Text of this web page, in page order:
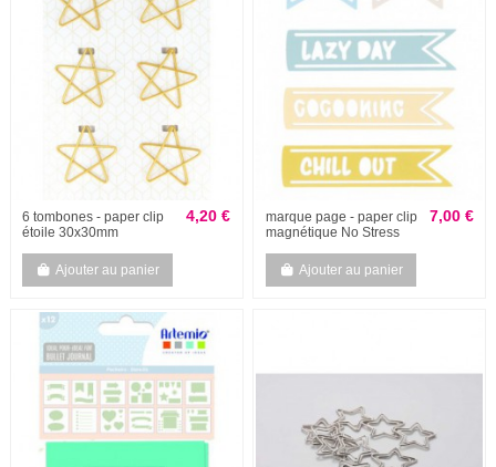
6 tombones - paper clip
étoile 30x30mm
4,20 €
Ajouter au panier
marque page - paper clip
magnétique No Stress
7,00 €
Ajouter au panier